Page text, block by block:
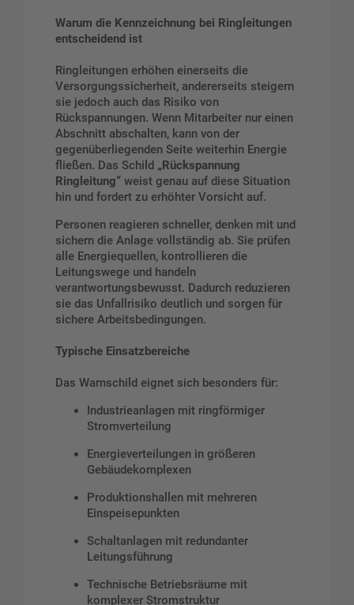
Warum die Kennzeichnung bei Ringleitungen
entscheidend ist
Ringleitungen erhöhen einerseits die
Versorgungssicherheit, andererseits steigern
sie jedoch auch das Risiko von
Rückspannungen. Wenn Mitarbeiter nur einen
Abschnitt abschalten, kann von der
gegenüberliegenden Seite weiterhin Energie
fließen. Das Schild „Rückspannung
Ringleitung“ weist genau auf diese Situation
hin und fordert zu erhöhter Vorsicht auf.
Personen reagieren schneller, denken mit und
sichern die Anlage vollständig ab. Sie prüfen
alle Energiequellen, kontrollieren die
Leitungswege und handeln
verantwortungsbewusst. Dadurch reduzieren
sie das Unfallrisiko deutlich und sorgen für
sichere Arbeitsbedingungen.
Typische Einsatzbereiche
Das Warnschild eignet sich besonders für:
Industrieanlagen mit ringförmiger
Stromverteilung
Energieverteilungen in größeren
Gebäudekomplexen
Produktionshallen mit mehreren
Einspeisepunkten
Schaltanlagen mit redundanter
Leitungsführung
Technische Betriebsräume mit
komplexer Stromstruktur